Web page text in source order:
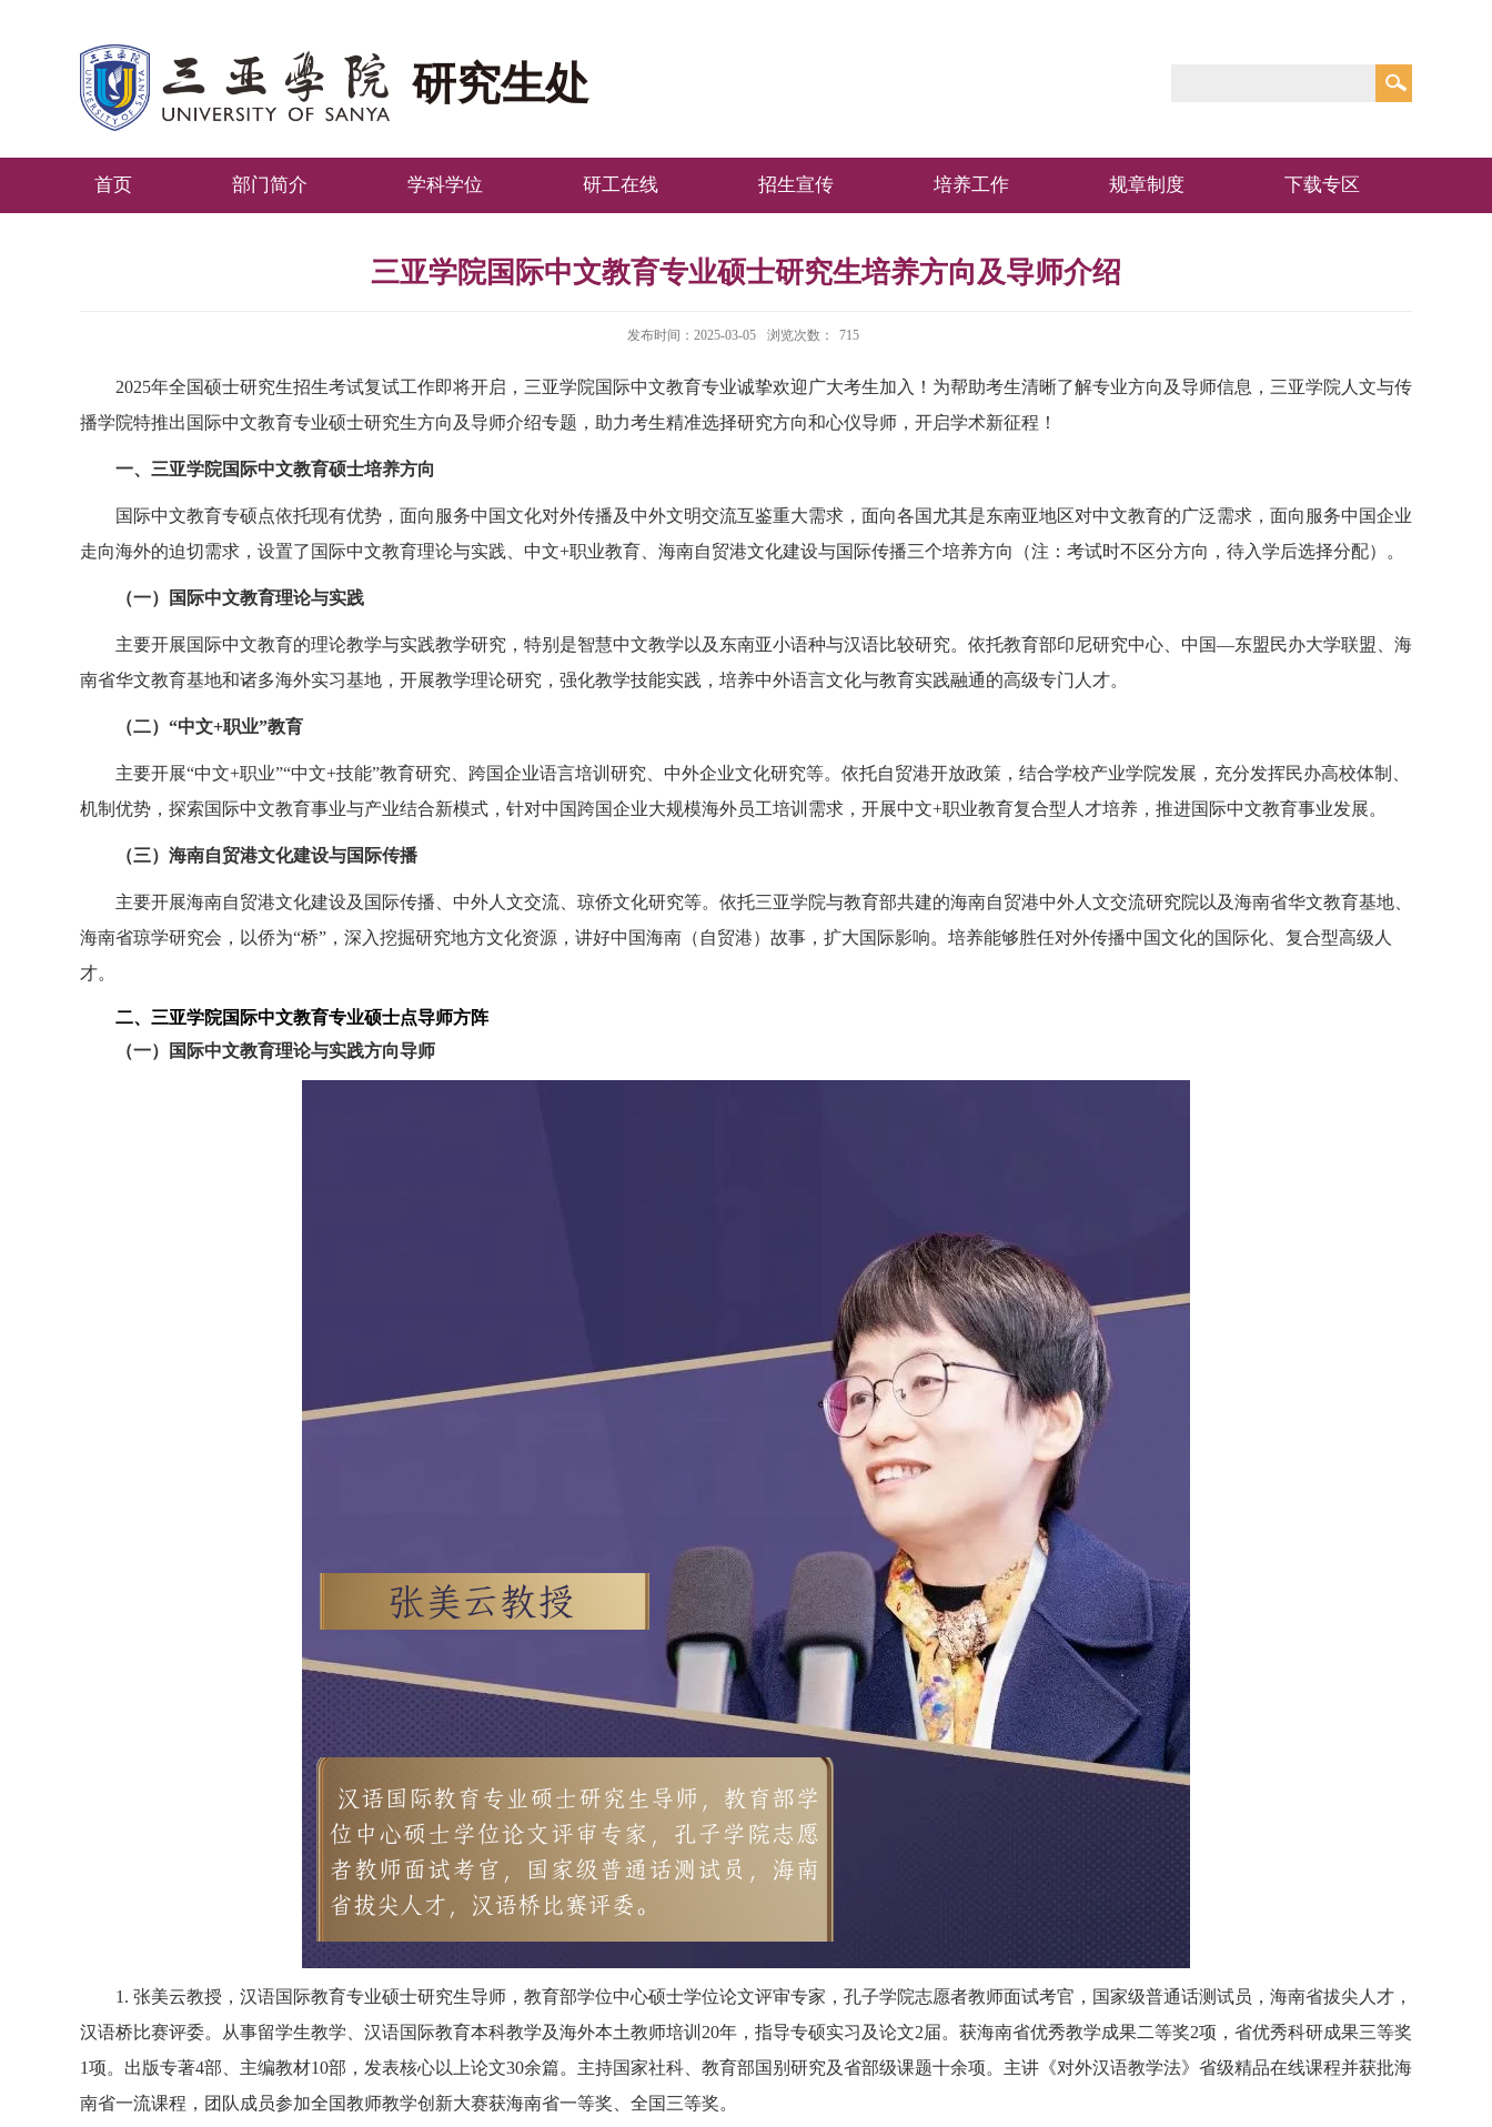
研究生处
首页 部门简介 学科学位 研工在线 招生宣传 培养工作 规章制度 下载专区
三亚学院国际中文教育专业硕士研究生培养方向及导师介绍
发布时间：2025-03-05 浏览次数： 715
2025年全国硕士研究生招生考试复试工作即将开启，三亚学院国际中文教育专业诚挚欢迎广大考生加入！为帮助考生清晰了解专业方向及导师信息，三亚学院人文与传
播学院特推出国际中文教育专业硕士研究生方向及导师介绍专题，助力考生精准选择研究方向和心仪导师，开启学术新征程！
一、三亚学院国际中文教育硕士培养方向
国际中文教育专硕点依托现有优势，面向服务中国文化对外传播及中外文明交流互鉴重大需求，面向各国尤其是东南亚地区对中文教育的广泛需求，面向服务中国企业
走向海外的迫切需求，设置了国际中文教育理论与实践、中文+职业教育、海南自贸港文化建设与国际传播三个培养方向（注：考试时不区分方向，待入学后选择分配）。
（一）国际中文教育理论与实践
主要开展国际中文教育的理论教学与实践教学研究，特别是智慧中文教学以及东南亚小语种与汉语比较研究。依托教育部印尼研究中心、中国—东盟民办大学联盟、海
南省华文教育基地和诸多海外实习基地，开展教学理论研究，强化教学技能实践，培养中外语言文化与教育实践融通的高级专门人才。
（二）“中文+职业”教育
主要开展“中文+职业”“中文+技能”教育研究、跨国企业语言培训研究、中外企业文化研究等。依托自贸港开放政策，结合学校产业学院发展，充分发挥民办高校体制、
机制优势，探索国际中文教育事业与产业结合新模式，针对中国跨国企业大规模海外员工培训需求，开展中文+职业教育复合型人才培养，推进国际中文教育事业发展。
（三）海南自贸港文化建设与国际传播
主要开展海南自贸港文化建设及国际传播、中外人文交流、琼侨文化研究等。依托三亚学院与教育部共建的海南自贸港中外人文交流研究院以及海南省华文教育基地、
海南省琼学研究会，以侨为“桥”，深入挖掘研究地方文化资源，讲好中国海南（自贸港）故事，扩大国际影响。培养能够胜任对外传播中国文化的国际化、复合型高级人
才。
二、 三亚学院国际中文教育专业硕士点导师方阵
（一）国际中文教育理论与实践方向导师
1. 张美云教授，汉语国际教育专业硕士研究生导师，教育部学位中心硕士学位论文评审专家，孔子学院志愿者教师面试考官，国家级普通话测试员，海南省拔尖人才，
汉语桥比赛评委。从事留学生教学、汉语国际教育本科教学及海外本土教师培训 20年，指导专硕实习及论文2届。获海南省优秀教学成果二等奖2项，省优秀科研成果三等奖
1项。出版专著4部、主编教材10部，发表核心以上论文30余篇。主持国家社科、教育部国别研究及省部级课题十余项。主讲《对外汉语教学法》省级精品在线课程并获批海
南省一流课程，团队成员参加全国教师教学创新大赛获海南省一等奖、全国三等奖。